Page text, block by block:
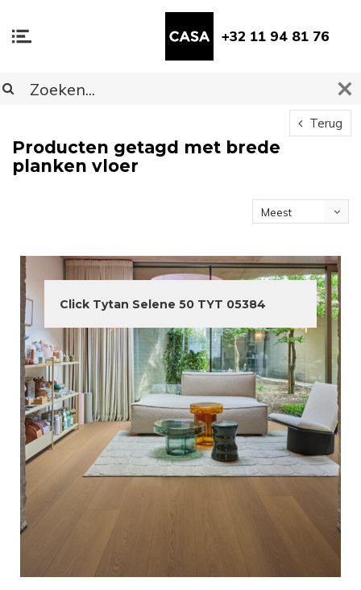
+32 11 94 81 76
Terug
Producten getagd met brede
planken vloer
Meest
Click Tytan Selene 50 TYT 05384